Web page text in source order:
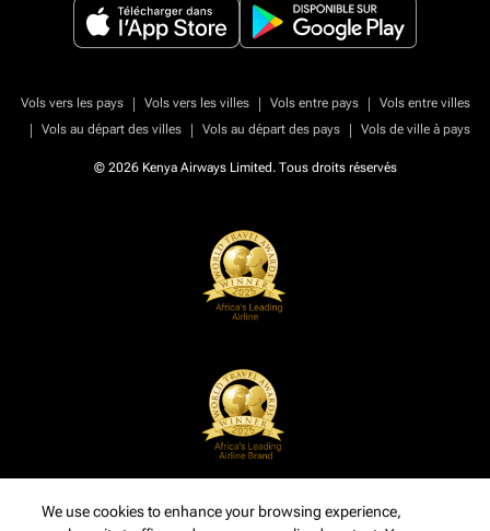
Vols vers les pays | Vols vers les villes | Vols entre pays |
Vols entre villes
|
Vols au départ des villes | Vols au départ des pays | Vols de ville à pays
© 2026 Kenya Airways Limited. Tous droits réservés
We use cookies to enhance your browsing experience,